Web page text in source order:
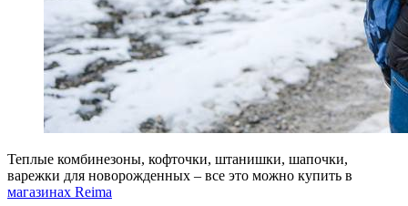
Теплые комбинезоны, кофточки, штанишки, шапочки,
варежки для новорожденных – все это можно купить в
магазинах Reima